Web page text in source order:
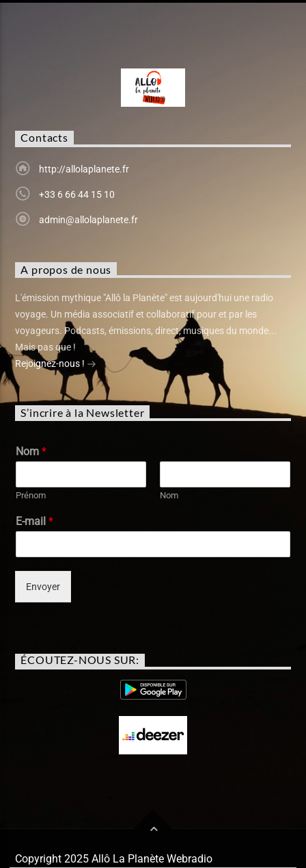
Contacts
http://allolaplanete.fr
+33 6 66 44 15 10
admin@allolaplanete.fr
A propos de nous
L'émission mythique "Allô la Planète" est aujourd'hui une radio
voyage. Un média associatif et collaboratif pour et par les
voyageurs. Podcasts, émissions, direct, musiques du monde...
Mais pas que !
Rejoignez-nous !
S’incrire à la Newsletter
Nom*
Prénom Nom
E-mail*
Envoyer
ÉCOUTEZ-NOUS SUR:
Copyright 2025 Allô La Planète Webradio